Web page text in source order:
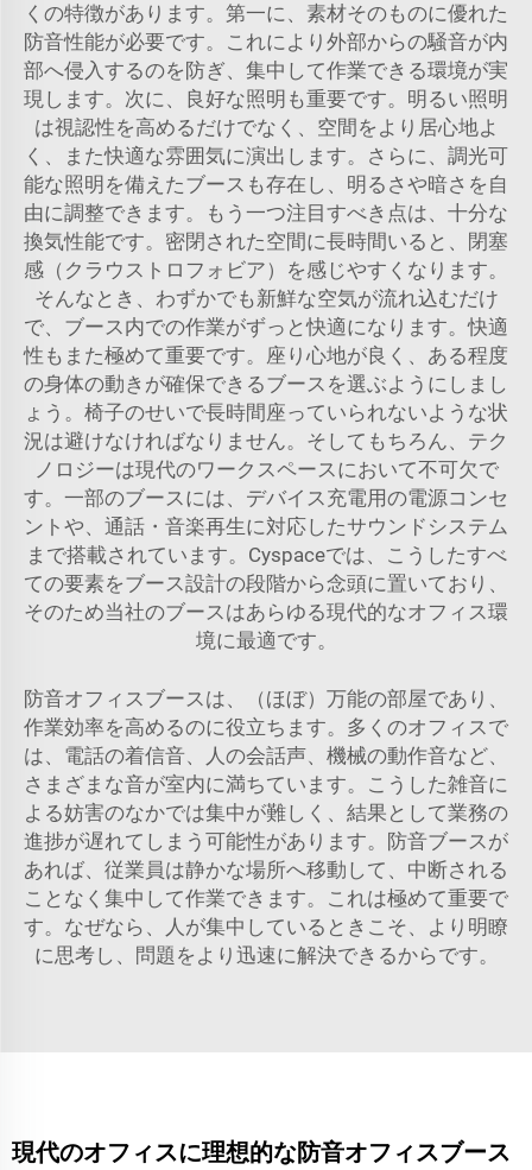
くの特徴があります。第一に、素材そのものに優れた
防音性能が必要です。これにより外部からの騒音が内
部へ侵入するのを防ぎ、集中して作業できる環境が実
現します。次に、良好な照明も重要です。明るい照明
は視認性を高めるだけでなく、空間をより居心地よ
く、また快適な雰囲気に演出します。さらに、調光可
能な照明を備えたブースも存在し、明るさや暗さを自
由に調整できます。もう一つ注目すべき点は、十分な
換気性能です。密閉された空間に長時間いると、閉塞
感（クラウストロフォビア）を感じやすくなります。
そんなとき、わずかでも新鮮な空気が流れ込むだけ
で、ブース内での作業がずっと快適になります。快適
性もまた極めて重要です。座り心地が良く、ある程度
の身体の動きが確保できるブースを選ぶようにしまし
ょう。椅子のせいで長時間座っていられないような状
況は避けなければなりません。そしてもちろん、テク
ノロジーは現代のワークスペースにおいて不可欠で
す。一部のブースには、デバイス充電用の電源コンセ
ントや、通話・音楽再生に対応したサウンドシステム
まで搭載されています。Cyspaceでは、こうしたすべ
ての要素をブース設計の段階から念頭に置いており、
そのため当社のブースはあらゆる現代的なオフィス環
境に最適です。
防音オフィスブースは、（ほぼ）万能の部屋であり、
作業効率を高めるのに役立ちます。多くのオフィスで
は、電話の着信音、人の会話声、機械の動作音など、
さまざまな音が室内に満ちています。こうした雑音に
よる妨害のなかでは集中が難しく、結果として業務の
進捗が遅れてしまう可能性があります。防音ブースが
あれば、従業員は静かな場所へ移動して、中断される
ことなく集中して作業できます。これは極めて重要で
す。なぜなら、人が集中しているときこそ、より明瞭
に思考し、問題をより迅速に解決できるからです。
現代のオフィスに理想的な防音オフィスブース